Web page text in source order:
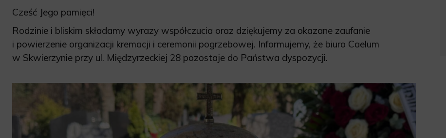
Cześć Jego pamięci!
Rodzinie i bliskim składamy wyrazy współczucia oraz dziękujemy za okazane zaufanie
i powierzenie organizacji kremacji i ceremonii pogrzebowej. Informujemy, że biuro Caelum
w Skwierzynie przy ul. Międzyrzeckiej 28 pozostaje do Państwa dyspozycji.